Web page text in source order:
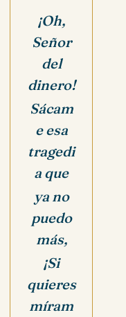
¡Oh,
Señor
del
dinero!
Sácam
e esa
tragedi
a que
ya no
puedo
más,
¡Si
quieres
míram